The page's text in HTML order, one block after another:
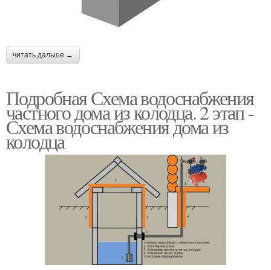
читать дальше →
Подробная Схема водоснабжения
частного дома из колодца. 2 этап -
Схема водоснабжения дома из
колодца